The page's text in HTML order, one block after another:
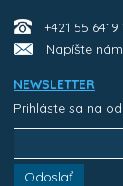
+421 55 6419
Napíšte nám
NEWSLETTER
Prihláste sa na
Odoslať